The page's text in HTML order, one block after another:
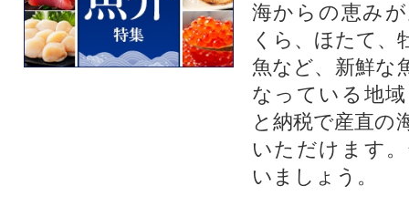
海からの恵み
くら、ほたて、
魚など、新鮮な
なっている地
と納税で産直の
いただけます
いましょう。